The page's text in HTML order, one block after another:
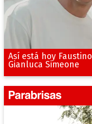
Así está hoy
Gianluca Simeone